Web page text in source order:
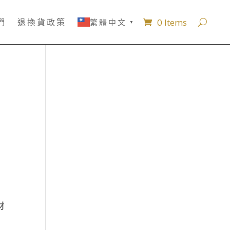
退換貨政策 繁體中文 ▼ 0 Items